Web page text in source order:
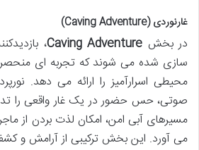
غارنوردی (Caving Adventure)
در بخش Caving Adventure،
سازی شده می شوند که تجربه ای
محیطی اسرارآمیز را ارائه می دهد.
صوتی، حس حضور در یک غار واقعی را
مسیرهای آبی امن، امکان لذت بردن از
می آورد. این بخش ترکیبی از آرامش و